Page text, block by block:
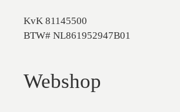
KvK 81145500
BTW# NL861952947B01
Webshop